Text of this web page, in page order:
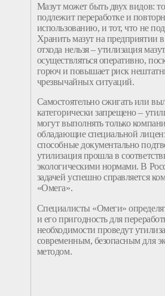
Мазут может быть двух видов:
подлежит переработке и
использованию, и тот, что не
Хранить мазут на предприятии в
отхода нельзя – утилизация
осуществляться оперативно,
горюч и повышает риск
чрезвычайных ситуаций.
Самостоятельно сжигать или
категорически запрещено –
могут выполнять только
обладающие специальной
способные документально
утилизация прошла в
экологическими нормами. В
задачей успешно справляется
«Омега».
Специалисты «Омеги»
и его пригодность для
необходимости проведут
современным, безопасным для
методом.